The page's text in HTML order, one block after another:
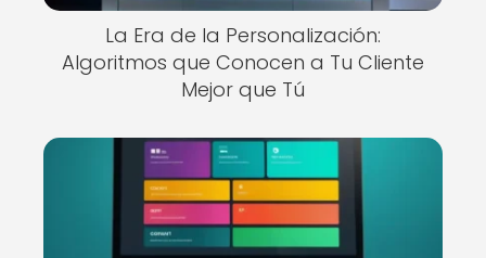
La Era de la Personalización:
Algoritmos que Conocen a Tu Cliente
Mejor que Tú